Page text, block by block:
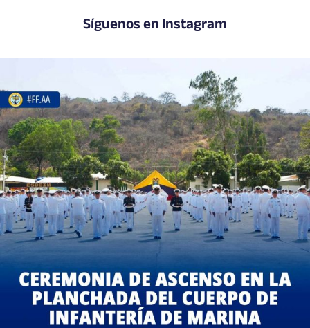
Síguenos en Instagram